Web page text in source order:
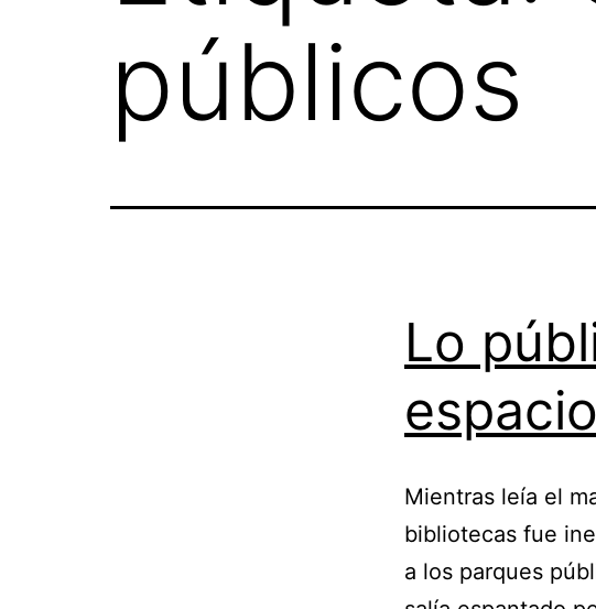
públicos
Lo
Mientras leía el
bibliotecas fue
a los parques